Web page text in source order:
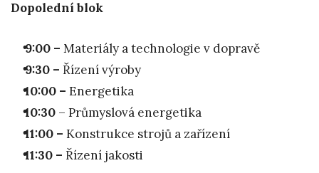
Dopolední blok
9:00 – Materiály a technologie v dopravě
9:30 – Řízení výroby
10:00 – Energetika
10:30 – Průmyslová energetika
11:00 – Konstrukce strojů a zařízení
11:30 – Řízení jakosti